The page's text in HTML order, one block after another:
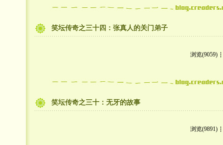
笑坛传奇之三十四：张真人的关门弟子
浏览(9059)
笑坛传奇之三十：无牙的故事
浏览(9891)